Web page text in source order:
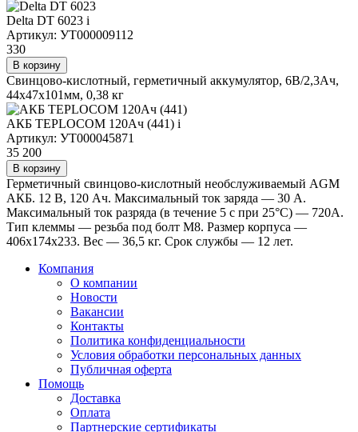
Delta DT 6023 i
Артикул: УТ000009112
330
В корзину
Свинцово-кислотный, герметичный аккумулятор, 6В/2,3Ач,
44х47х101мм, 0,38 кг
АКБ TEPLOCOM 120Ач (441) i
Артикул: УТ000045871
35 200
В корзину
Герметичный свинцово-кислотный необслуживаемый AGM
АКБ. 12 В, 120 Ач. Максимальный ток заряда — 30 А.
Максимальный ток разряда (в течение 5 с при 25°С) — 720А.
Тип клеммы — резьба под болт М8. Размер корпуса —
406х174х233. Вес — 36,5 кг. Срок службы — 12 лет.
Компания
О компании
Новости
Вакансии
Контакты
Политика конфиденциальности
Условия обработки персональных данных
Публичная оферта
Помощь
Доставка
Оплата
Партнерские сертификаты